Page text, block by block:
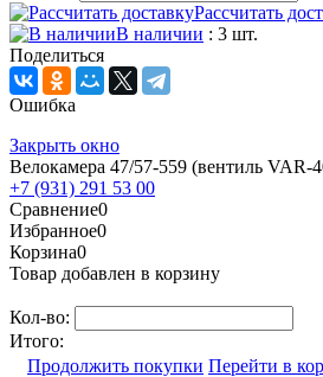
Рассчитать
В наличии : 3 шт.
Поделиться
Ошибка
Закрыть окно
Велокамера 47/57-559 (вентиль VAR-
+7 (931) 291 53 00
Сравнение0
Избранное0
Корзина0
Товар добавлен в корзину
Кол-во:
Итого:
Продолжить покупки Перейти в